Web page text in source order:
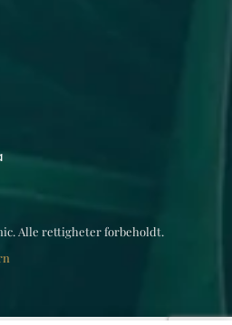
Alle rettigheter forbeholdt.